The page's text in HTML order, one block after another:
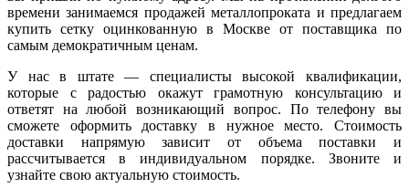
времени занимаемся продажей металлопроката и предлагаем
купить сетку оцинкованную в Москве от поставщика по
самым демократичным ценам.
У нас в штате — специалисты высокой квалификации,
которые с радостью окажут грамотную консультацию и
ответят на любой возникающий вопрос. По телефону вы
сможете оформить доставку в нужное место. Стоимость
доставки напрямую зависит от объема поставки и
рассчитывается в индивидуальном порядке. Звоните и
узнайте свою актуальную стоимость.